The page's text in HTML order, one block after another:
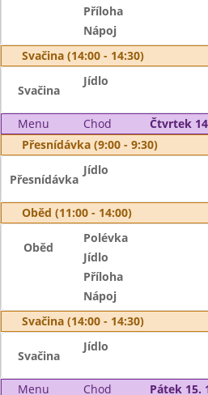
Příloha
Nápoj
Svačina (14:00 - 14:30)
Svačina
Jídlo
Menu Chod
Čtvrtek
Přesnídávka (9:00 - 9:30)
Přesnídávka
Jídlo
Oběd (11:00 - 14:00)
Oběd
Polévka
Jídlo
Příloha
Nápoj
Svačina (14:00 - 14:30)
Svačina
Jídlo
Menu Chod Pátek 15.